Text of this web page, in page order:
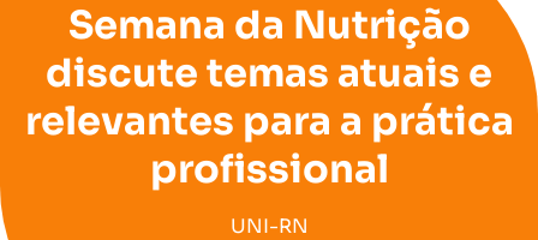
Semana da Nutrição
discute temas atuais e
relevantes para a prática
profissional
UNI-RN